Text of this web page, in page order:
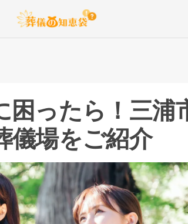
ったら！ 三浦
儀場をご紹介